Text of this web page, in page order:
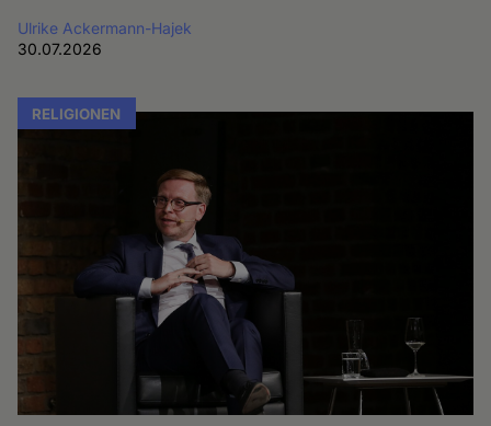
Ulrike Ackermann-Hajek
30.07.2026
RELIGIONEN